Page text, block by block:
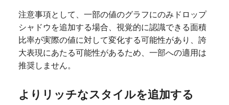
注意事項として、一部の値のグラフにのみドロップ
シャドウを追加する場合、視覚的に認識できる面積
比率が実際の値に対して変化する可能性があり、誇
大表現にあたる可能性があるため、一部への適用は
推奨しません。
よりリッチなスタイルを追加する